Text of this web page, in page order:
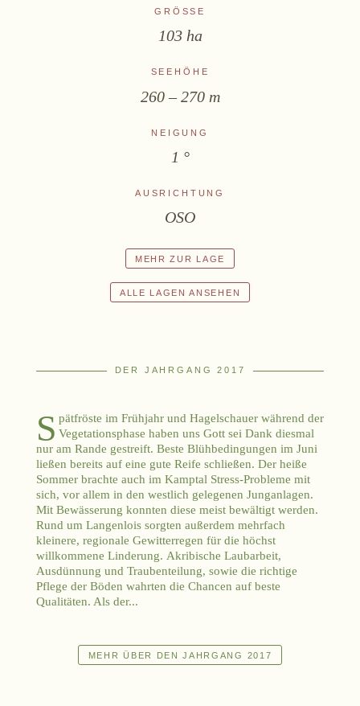
GRÖSSE
103 ha
SEEHÖHE
260 – 270 m
NEIGUNG
1 °
AUSRICHTUNG
OSO
MEHR ZUR LAGE
ALLE LAGEN ANSEHEN
DER JAHRGANG 2017
S pätfröste im Frühjahr und Hagelschauer während der
Vegetationsphase haben uns Gott sei Dank diesmal
nur am Rande gestreift. Beste Blühbedingungen im Juni
ließen bereits auf eine gute Reife schließen. Der heiße
Sommer brachte auch im Kamptal Stress-Probleme mit
sich, vor allem in den westlich gelegenen Junganlagen.
Mit Bewässerung konnten diese meist bewältigt werden.
Rund um Langenlois sorgten außerdem mehrfach
kleinere, regionale Gewitterregen für die höchst
willkommene Linderung. Akribische Laubarbeit,
Ausdünnung und Traubenteilung, sowie die richtige
Pflege der Böden wahrten die Chancen auf beste
Qualitäten. Als der...
MEHR ÜBER DEN JAHRGANG 2017